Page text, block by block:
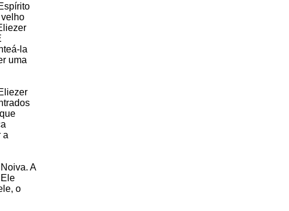
la
uma
a
A
o